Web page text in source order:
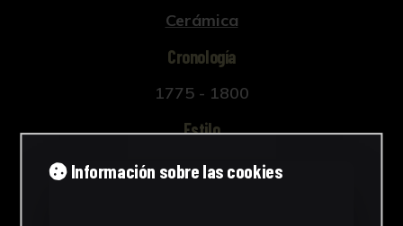
Cerámica
Cronología
1775 - 1800
Estilo
Barroco
Información sobre las cookies